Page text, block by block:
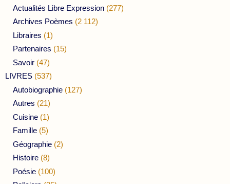
Actualités Libre Expression (277)
Archives Poèmes (2 112)
Libraires (1)
Partenaires (15)
Savoir (47)
LIVRES (537)
Autobiographie (127)
Autres (21)
Cuisine (1)
Famille (5)
Géographie (2)
Histoire (8)
Poésie (100)